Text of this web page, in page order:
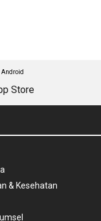
Android
& Kesehatan